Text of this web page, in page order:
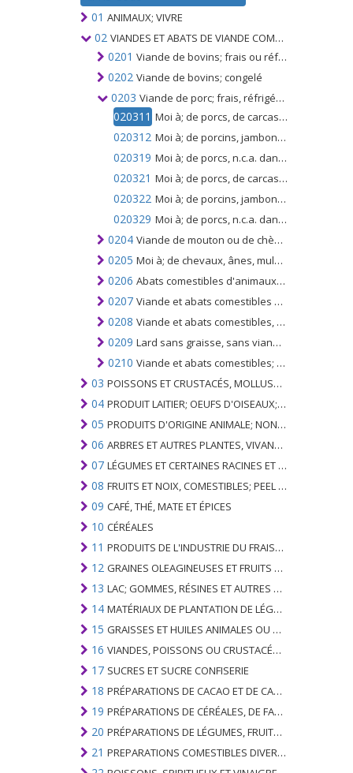
01 ANIMAUX; VIVRE
02 VIANDES ET ABATS DE VIANDE COMESTIBLES
0201 Viande de bovins; frais ou réfrigéré
0202 Viande de bovins; congelé
0203 Viande de porc; frais, réfrigéré ou congelé
020311 Moi à; de porcs, de carcasses et de demi-carcasses, à l'état frais ou réfrigéré
020312 Moi à; de porcins, jambons, épaules et leurs morceaux, non désossés, frais ou réfrigérés
020319 Moi à; de porcs, n.c.a. dans l'article no. 0203.1, à l'état frais ou réfrigéré
020321 Moi à; de porcs, de carcasses et de demi-carcasses, congelés
020322 Moi à; de porcins, jambons, épaules et leurs morceaux, avec os, congelés
020329 Moi à; de porcs, n.c.a. dans l'article no. 0203.2, congelé
0204 Viande de mouton ou de chèvre; frais, réfrigéré ou congelé
0205 Moi à; de chevaux, ânes, mulets ou bardots, frais, réfrigérés ou congelés
0206 Abats comestibles d'animaux de l'espèce bovine, porcine, ovine, caprine, chevaline, asine, mulet ou bardane; frais, réfrigéré ou congelé
0207 Viande et abats comestibles de volaille; de la volaille du no. 0105, (c'est-à-dire des volailles de l'espèce Gallus domesticus), frais, réfrigérés ou congelés
0208 Viande et abats comestibles, n.c.a. au chapitre 2; frais, réfrigéré ou congelé
0209 Lard sans graisse, sans viande maigre, et graisse de volailles, non fondus ni autrement extraits, frais, réfrigérés, congelés, salés ou en saumure, séchés ou fumés
0210 Viande et abats comestibles; salés, en saumure, séchés ou fumés; farines et poudres comestibles de viandes ou d'abats
03 POISSONS ET CRUSTACÉS, MOLLUSQUES ET AUTRES INVERTÉBRÉS AQUATIQUES
04 PRODUIT LAITIER; OEUFS D'OISEAUX; MIEL NATUREL; PRODUITS COMESTIBLES D'ORIGINE ANIMALE, NON ÉNUMÉRÉS AILLEURS OU INCLUS
05 PRODUITS D'ORIGINE ANIMALE; NON ÉNUMÉRÉ AILLEURS OU INCLUS
06 ARBRES ET AUTRES PLANTES, VIVANTS; AMPOULES, RACINES ET ANALOGUES; FLEURS COUPEES ET FEUILLAGE ORNEMENTAL
07 LÉGUMES ET CERTAINES RACINES ET TUBERCULES; COMESTIBLE
08 FRUITS ET NOIX, COMESTIBLES; PEEL D'AGRUMES OU DE MELONS
09 CAFÉ, THÉ, MATE ET ÉPICES
10 CÉRÉALES
11 PRODUITS DE L'INDUSTRIE DU FRAISAGE; MALT, AMIDONS, INULINE, GLUTEN DE BLÉ
12 GRAINES OLEAGINEUSES ET FRUITS OLÉAGINEUX; GRAINS DIVERS, GRAINES ET FRUITS, PLANTES INDUSTRIELLES OU MÉDICINALES; PAILLE ET FOURRAGE
13 LAC; GOMMES, RÉSINES ET AUTRES SUCS ET EXTRAITS VÉGÉTAUX
14 MATÉRIAUX DE PLANTATION DE LÉGUMES; PRODUITS VÉGÉTAUX NON DÉNOMMÉS NI COMPRIS AILLEURS
15 GRAISSES ET HUILES ANIMALES OU VÉGÉTALES ET LEURS PRODUITS DE CLIVAGE; GRAISSES ANIMALES PRÉPARÉES; CIRES ANIMALES OU VÉGÉTALES
16 VIANDES, POISSONS OU CRUSTACÉS, MOLLUSQUES OU AUTRES INVERTÉBRÉS AQUATIQUES; PRÉPARATIONS DE CELLES-CI
17 SUCRES ET SUCRE CONFISERIE
18 PRÉPARATIONS DE CACAO ET DE CACAO
19 PRÉPARATIONS DE CÉRÉALES, DE FARINES, D'AMIDONS OU DE LAIT; PRODUITS DE PATISSERIE
20 PRÉPARATIONS DE LÉGUMES, FRUITS, NOIX OU AUTRES PARTIES DE PLANTES
21 PREPARATIONS COMESTIBLES DIVERSES